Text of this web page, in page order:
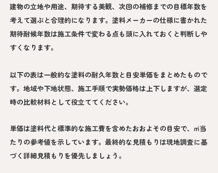
建物の立地や用途、期待する美観、次回の補修までの目標年数を
考えて選ぶと合理的になります。塗料メーカーの仕様に書かれた
期待耐候年数は施工条件で変わる点も頭に入れておくと判断しや
すくなります。
以下の表は一般的な塗料の耐久年数と目安単価をまとめたもので
す。地域や下地状態、施工手順で実勢価格は上下しますが、選定
時の比較材料として役立ててください。
単価は塗料代と標準的な施工費を含めたおおよその目安で、㎡当
たりの参考値を示しています。最終的な見積もりは現地調査に基
づく詳細見積もりを優先しましょう。